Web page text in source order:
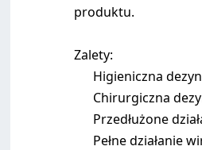
produktu.
Zalety:
Higieniczna
Chirurgiczna
Przedłużone
Pełne działanie